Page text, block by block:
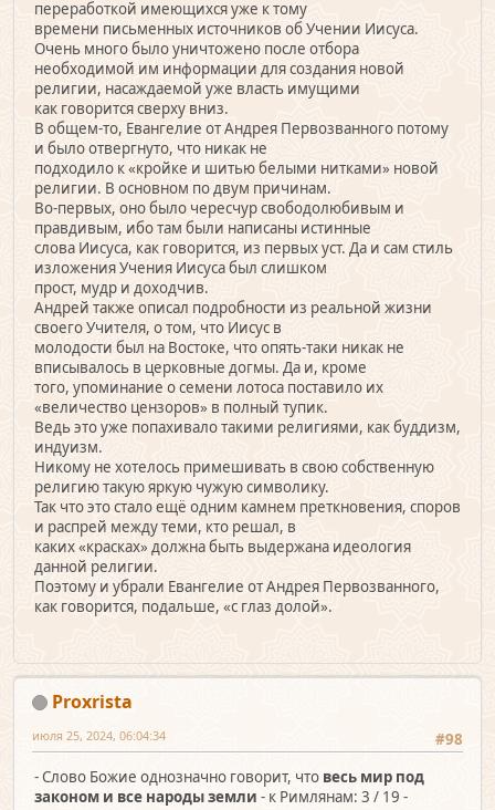
переработкой имеющихся уже к тому
времени письменных источников об Учении Иисуса.
Очень много было уничтожено после отбора
необходимой им информации для создания новой
религии, насаждаемой уже власть имущими
как говорится сверху вниз.
В общем-то, Евангелие от Андрея Первозванного потому
и было отвергнуто, что никак не
подходило к «кройке и шитью белыми нитками» новой
религии. В основном по двум причинам.
Во-первых, оно было чересчур свободолюбивым и
правдивым, ибо там были написаны истинные
слова Иисуса, как говорится, из первых уст. Да и сам стиль
изложения Учения Иисуса был слишком
прост, мудр и доходчив.
Андрей также описал подробности из реальной жизни
своего Учителя, о том, что Иисус в
молодости был на Востоке, что опять-таки никак не
вписывалось в церковные догмы. Да и, кроме
того, упоминание о семени лотоса поставило их
«величество цензоров» в полный тупик.
Ведь это уже попахивало такими религиями, как буддизм,
индуизм.
Никому не хотелось примешивать в свою собственную
религию такую яркую чужую символику.
Так что это стало ещё одним камнем преткновения, споров
и распрей между теми, кто решал, в
каких «красках» должна быть выдержана идеология
данной религии.
Поэтому и убрали Евангелие от Андрея Первозванного,
как говорится, подальше, «с глаз долой».
Proxrista
#98
июля 25, 2024, 06:04:34
- Слово Божие однозначно говорит, что весь мир под
законом и все народы земли - к Римлянам: 3 / 19 -